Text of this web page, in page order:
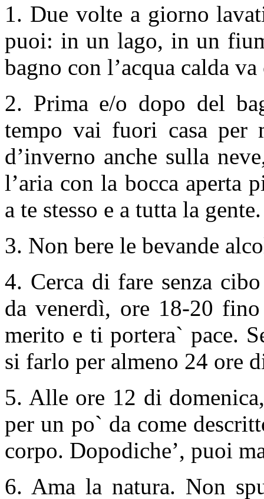
1. Due volte a giorno
puoi: in un lago, in un
bagno con l’acqua calda
2. Prima e/o dopo del
tempo vai fuori casa per
d’inverno anche sulla
l’aria con la bocca aperta
a te stesso e a tutta la gente.
3. Non bere le bevande
4. Сerca di fare senza
da venerdì, ore 18-20
merito e ti portera` pace.
si farlo per almeno 24 ore
5. Alle ore 12 di
per un po` da come
corpo. Dopodiche’, puoi
6. Ama la natura. Non